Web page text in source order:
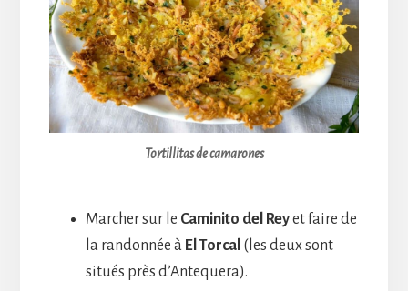
Tortillitas de camarones
Marcher sur le Caminito del Reyet faire de
la randonnée à El Torcal (les deux sont
situés près d’Antequera).